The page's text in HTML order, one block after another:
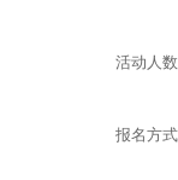
北大红楼
在线检索系
美术品
鲁迅照片
开放服务
活动人数
报名方